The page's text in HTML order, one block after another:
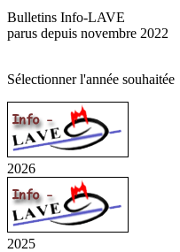
Bulletins Info-LAVE
parus depuis novembre 2022
Sélectionner l'année souhaitée
2026
2025